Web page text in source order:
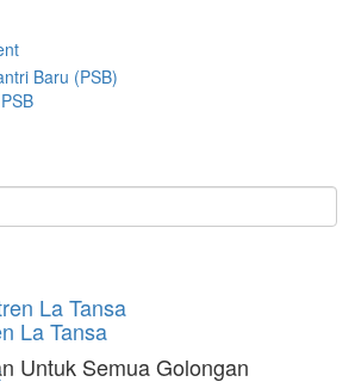
Baru (PSB)
La Tansa
Untuk Semua Golongan